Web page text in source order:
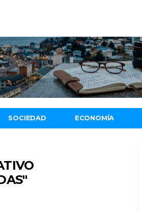
SOCIEDAD ECONOMÍA